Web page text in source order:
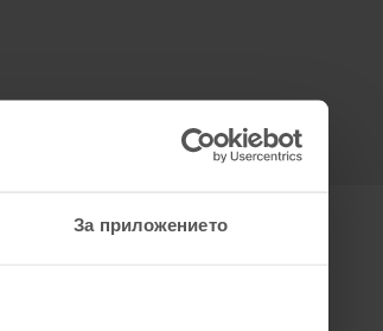
За приложението